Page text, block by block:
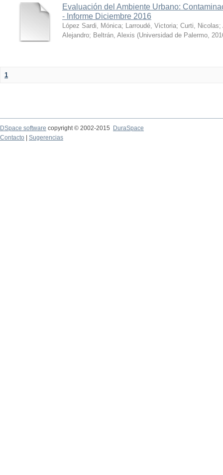
Evaluación del Ambiente Urbano:
- Informe Diciembre 2016
López Sardi, Mónica; Larroudé, Victoria; Curti, Nicolas;
Alejandro; Beltrán, Alexis (Universidad de Palermo,
1
DSpace software copyright © 2002-2015
DuraSpace
Contacto
Sugerencias